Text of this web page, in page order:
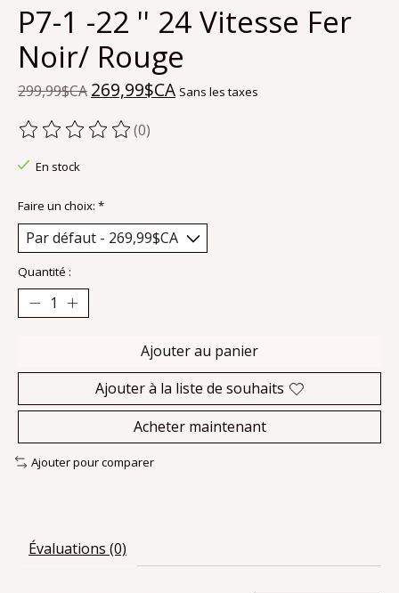
P7-1 -22 '' 24 Vitesse Fer
Noir/ Rouge
299,99$CA 269,99$CA Sans les taxes
Ce produit est évalué à
(0)
En stock
Faire un choix: *
Quantité :
Ajouter au panier
Ajouter à la liste de souhaits
Acheter maintenant
Ajouter pour comparer
Évaluations (0)